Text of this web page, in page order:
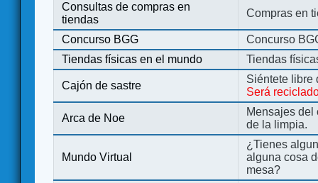
Consultas de compras en
tiendas
Compras en
Concurso BGG
Concurso
Tiendas físicas en el mundo
Tiendas
Cajón de sastre
Siéntete libre
Será
Arca de Noe
Mensajes del
de la limpia.
Mundo Virtual
¿Tienes
alguna cosa
mesa?